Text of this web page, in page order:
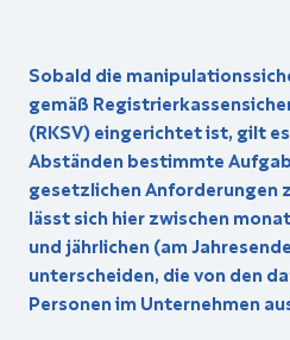
Sobald die
gemäß
(RKSV) eingerichtet ist, gilt
Abständen bestimmte
gesetzlichen Anforderungen
lässt sich hier zwischen
und jährlichen (am
unterscheiden, die von den
Personen im Unternehmen